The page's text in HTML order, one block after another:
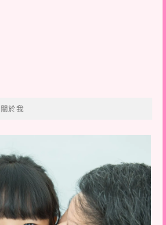
關於我